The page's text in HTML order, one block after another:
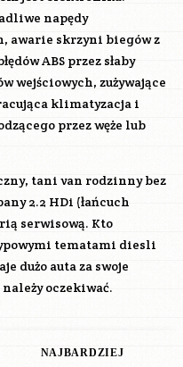
napędy
awarie skrzyni biegów z
ABS przez słaby
wejściowych, zużywające
klimatyzacja i
przez węże lub
tani van rodzinny bez
2.2 HDi (łańcuch
serwisową. Kto
tematami diesli
dużo auta za swoje
oczekiwać.
NAJBARDZIEJ